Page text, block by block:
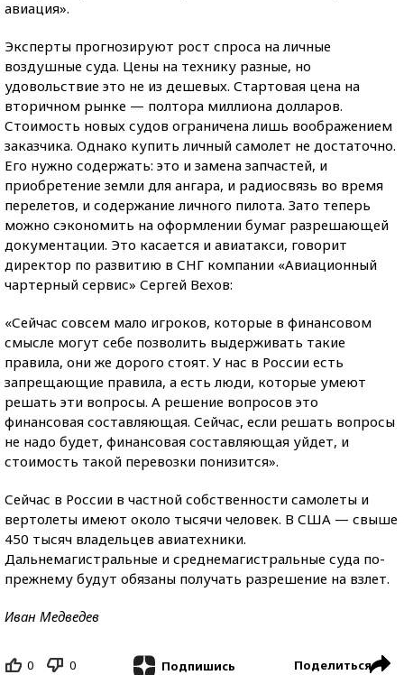
авиация».
Эксперты прогнозируют рост спроса на личные
воздушные суда. Цены на технику разные, но
удовольствие это не из дешевых. Стартовая цена на
вторичном рынке — полтора миллиона долларов.
Стоимость новых судов ограничена лишь воображением
заказчика. Однако купить личный самолет не достаточно.
Его нужно содержать: это и замена запчастей, и
приобретение земли для ангара, и радиосвязь во время
перелетов, и содержание личного пилота. Зато теперь
можно сэкономить на оформлении бумаг разрешающей
документации. Это касается и авиатакси, говорит
директор по развитию в СНГ компании «Авиационный
чартерный сервис» Сергей Вехов:
«Сейчас совсем мало игроков, которые в финансовом
смысле могут себе позволить выдерживать такие
правила, они же дорого стоят. У нас в России есть
запрещающие правила, а есть люди, которые умеют
решать эти вопросы. А решение вопросов это
финансовая составляющая. Сейчас, если решать вопросы
не надо будет, финансовая составляющая уйдет, и
стоимость такой перевозки понизится».
Сейчас в России в частной собственности самолеты и
вертолеты имеют около тысячи человек. В США — свыше
450 тысяч владельцев авиатехники.
Дальнемагистральные и среднемагистральные суда по-
прежнему будут обязаны получать разрешение на взлет.
Иван Медведев
0 0 Подпишись Поделиться